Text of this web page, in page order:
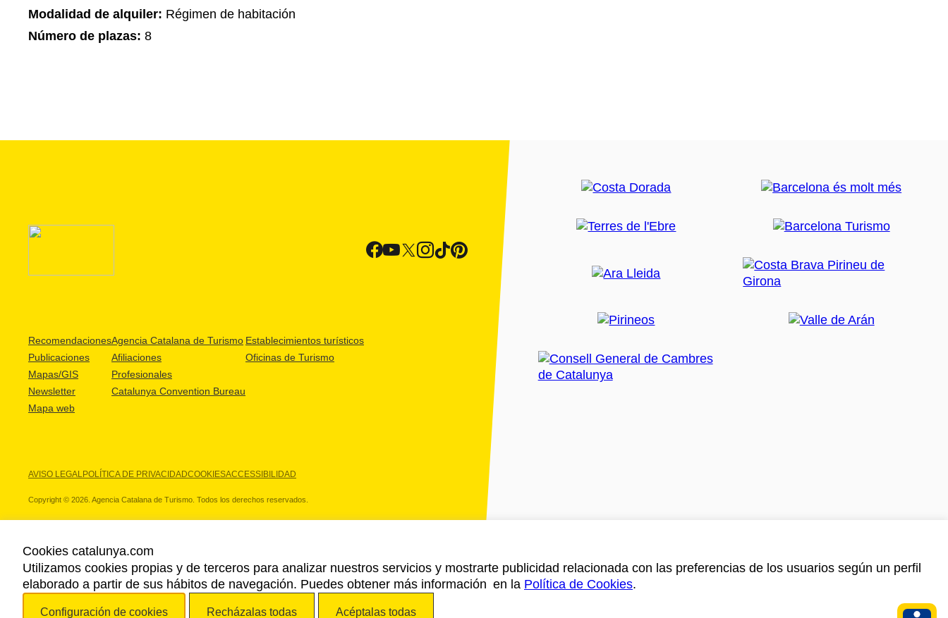
Modalidad de alquiler: Régimen de habitación
Número de plazas: 8
Recomendaciones
Publicaciones
Mapas/GIS
Newsletter
Mapa web
Agencia Catalana de Turismo
Afiliaciones
Profesionales
Catalunya Convention Bureau
Establecimientos turísticos
Oficinas de Turismo
AVISO LEGALPOLÍTICA DE PRIVACIDADCOOKIESACCESSIBILIDAD
Copyright © 2026. Agencia Catalana de Turismo. Todos los derechos reservados.
NUESTROS PARTNERS
Cookies catalunya.com
Utilizamos cookies propias y de terceros para analizar nuestros servicios y mostrarte publicidad relacionada con las preferencias de los usuarios según un perfil
elaborado a partir de sus hábitos de navegación. Puedes obtener más información en la Política de Cookies.
Configuración de cookies Recházalas todas Acéptalas todas